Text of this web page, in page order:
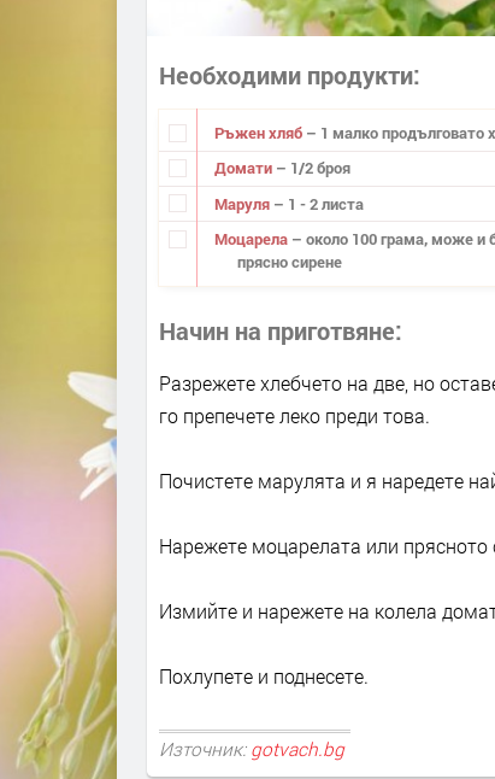
Необходими продукти
Ръжен хляб – 1 малко продълговато
Домати – 1/2 броя
Маруля – 1 - 2 листа
Моцарела – около 100 грама, може и
прясно сирене
Начин на приготвяне
Разрежете хлебчето на две, но
го препечете леко преди това.
Почистете марулята и я наредете
Нарежете моцарелата или прясното
Измийте и нарежете на колела
Похлупете и поднесете.
Източник: gotvach.bg